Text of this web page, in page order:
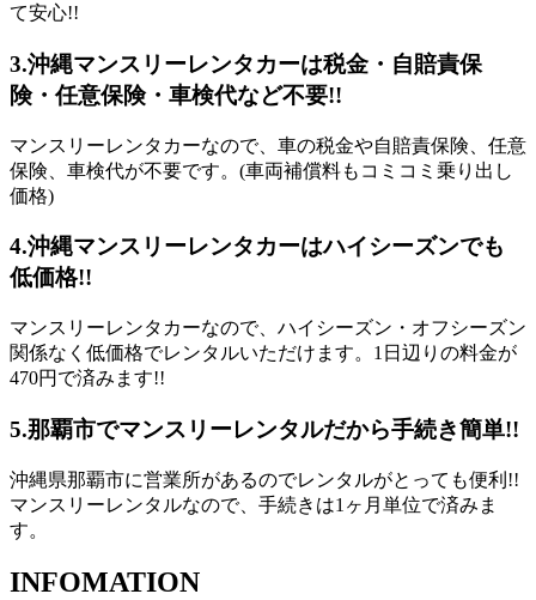
て安心!!
3.沖縄マンスリーレンタカーは税金・自賠責保
険・任意保険・車検代など不要!!
マンスリーレンタカーなので、車の税金や自賠責保険、任意
保険、車検代が不要です。(車両補償料もコミコミ乗り出し
価格)
4.沖縄マンスリーレンタカーはハイシーズンでも
低価格!!
マンスリーレンタカーなので、ハイシーズン・オフシーズン
関係なく低価格でレンタルいただけます。1日辺りの料金が
470円で済みます!!
5.那覇市でマンスリーレンタルだから手続き簡単!!
沖縄県那覇市に営業所があるのでレンタルがとっても便利!!
マンスリーレンタルなので、手続きは1ヶ月単位で済みま
す。
INFOMATION